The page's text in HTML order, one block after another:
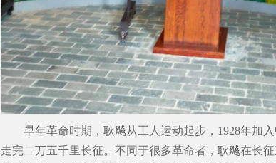
早年革命时期，耿飚从工人运动起步， 1928年加
走完二万五千里长征。不同于很多革命者，耿飚在长